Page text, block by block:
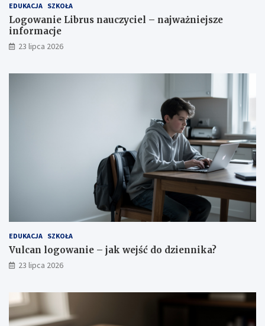
EDUKACJA SZKOŁA
Logowanie Librus nauczyciel – najważniejsze
informacje
23 lipca 2026
EDUKACJA SZKOŁA
Vulcan logowanie – jak wejść do dziennika?
23 lipca 2026